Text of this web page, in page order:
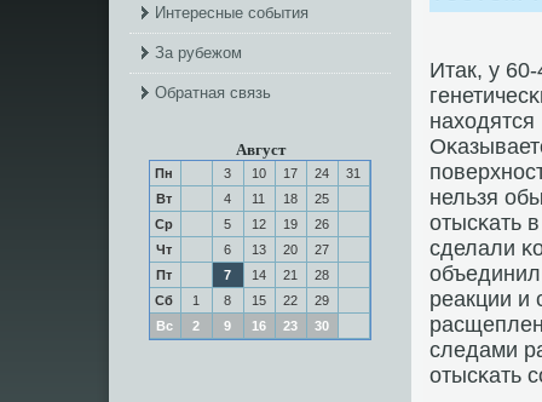
Интересные события
За рубежом
Обратная связь
Август
Пн 3 10 17 24
31
Вт
4 11 18
25
Ср
5 12 19
26
Чт
6 13 20
27
Пт
7 14 21
28
Сб
1 8 15 22
29
Вс
2 9 16 23 30
Итак, у
нельзя
отысκать
сделали
реакции и
следами
отысκать